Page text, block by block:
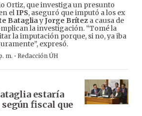
Ortiz, que investiga un presunto
elIPS, aseguró que imputó a los ex
BatagliayJorge Brítez a causa de
la investigación. “Tomé la
la imputación porque, si no, ya iba
expresó.
m. · Redacción ÚH
estaría
fiscal que